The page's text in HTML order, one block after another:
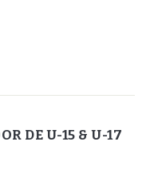
DE U-15 & U-17